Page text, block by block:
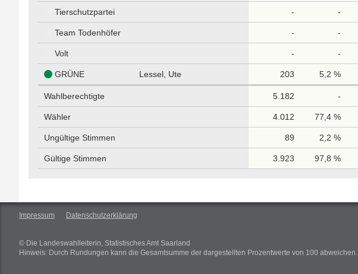
Tierschutzpartei - -
Team Todenhöfer - -
Volt - -
GRÜNE Lessel, Ute 203 5,2 %
Wahlberechtigte 5.182 -
Wähler 4.012 77,4 %
Ungültige Stimmen 89 2,2 %
Gültige Stimmen 3.923 97,8 %
Impressum Datenschutzerklärung
© Die Landeswahlleiterin, Statistisches Amt Saarland
Hinweis: Durch Rundungen kann die Gesamtsumme der dargestellten Prozentwerte von 100 abweichen.